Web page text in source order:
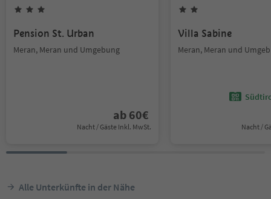
Pension St. Urban
Meran, Meran und Umgebung
ab 60€
Nacht / Gäste Inkl. MwSt.
Villa Sabine
Meran, Meran und
Nacht /
Alle Unterkünfte in der Nähe